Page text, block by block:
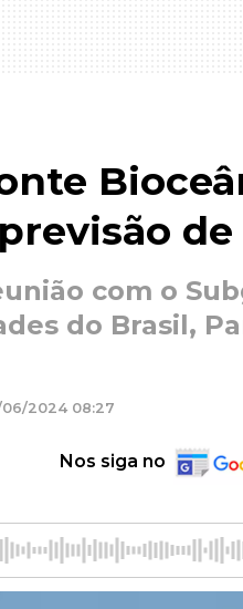
com o
do Brasil,
2024 08:27
Nos siga no